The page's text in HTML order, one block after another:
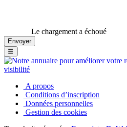
Le chargement a échoué
☰
A propos
Conditions d’inscription
Données personnelles
Gestion des cookies